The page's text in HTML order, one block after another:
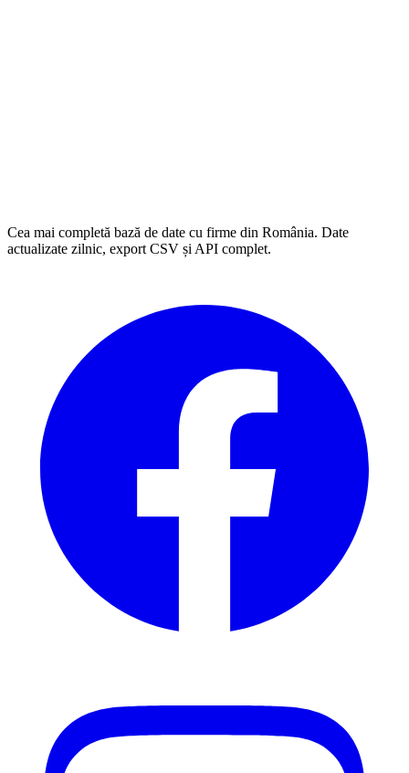
Cea mai completă bază de date cu firme din România. Date
actualizate zilnic, export CSV și API complet.